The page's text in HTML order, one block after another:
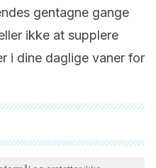
gentagne gange
ikke at supplere
i dine daglige vaner for
gennemgået af vores team
aktualitet og validitet.